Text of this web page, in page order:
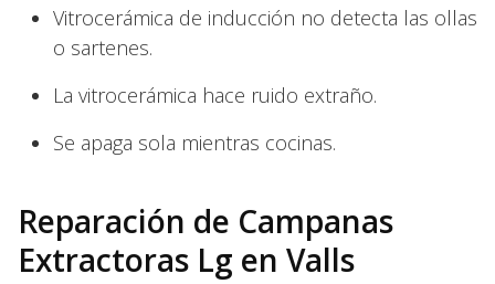
Vitrocerámica de inducción no detecta las ollas
o sartenes.
La vitrocerámica hace ruido extraño.
Se apaga sola mientras cocinas.
Reparación de Campanas
Extractoras Lg en Valls